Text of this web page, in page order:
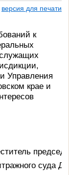
версия для печати
к
Управления
крае и
суда